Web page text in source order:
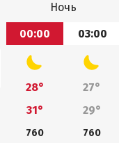
Ночь
00:00
03:00
28° 27°
31°
29°
760 760